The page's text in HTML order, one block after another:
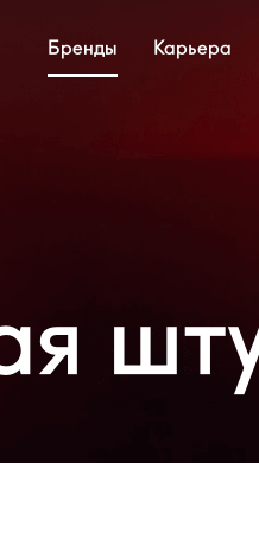
Бренды Карьера